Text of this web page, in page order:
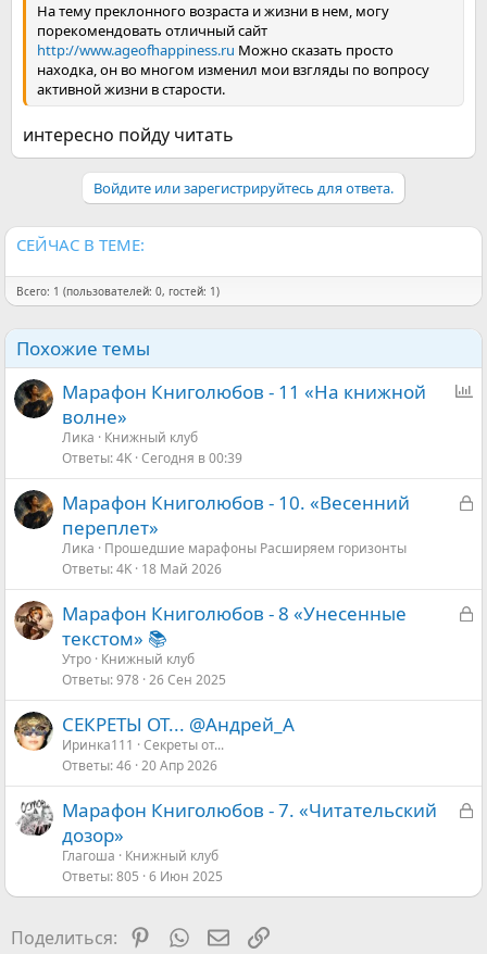
На тему преклонного возраста и жизни в нем, могу
порекомендовать отличный сайт
http://www.ageofhappiness.ru Можно сказать просто
находка, он во многом изменил мои взгляды по вопросу
активной жизни в старости.
интересно пойду читать
Войдите или зарегистрируйтесь для ответа.
СЕЙЧАС В ТЕМЕ:
Всего: 1 (пользователей: 0, гостей: 1)
Похожие темы
О
с
Марафон Книголюбов - 11 «На книжной
волне»
Ликa
Книжный клуб
Ответы 4K Сегодня в 00:39
З
ы
т
Марафон Книголюбов - 10. «Весенний
переплет»
Ликa
Прошедшие марафоны Расширяем горизонты
Ответы 4K 18 Май 2026
З
ы
Марафон Книголюбов - 8 «Унесенные
текстом» 📚
Утро Книжный клуб
Ответы 978 26 Сен 2025
СЕКРЕТЫ ОТ... @Андрей_А
Иринка111
Секреты от...
Ответы 46 20 Апр 2026
З
ы
Марафон Книголюбов - 7. «Читательский
дозор»
Глагоша
Книжный клуб
Ответы 805 6 Июн 2025
Поделиться: Pinterest
WhatsAppЭлектронная почта
Ссылка